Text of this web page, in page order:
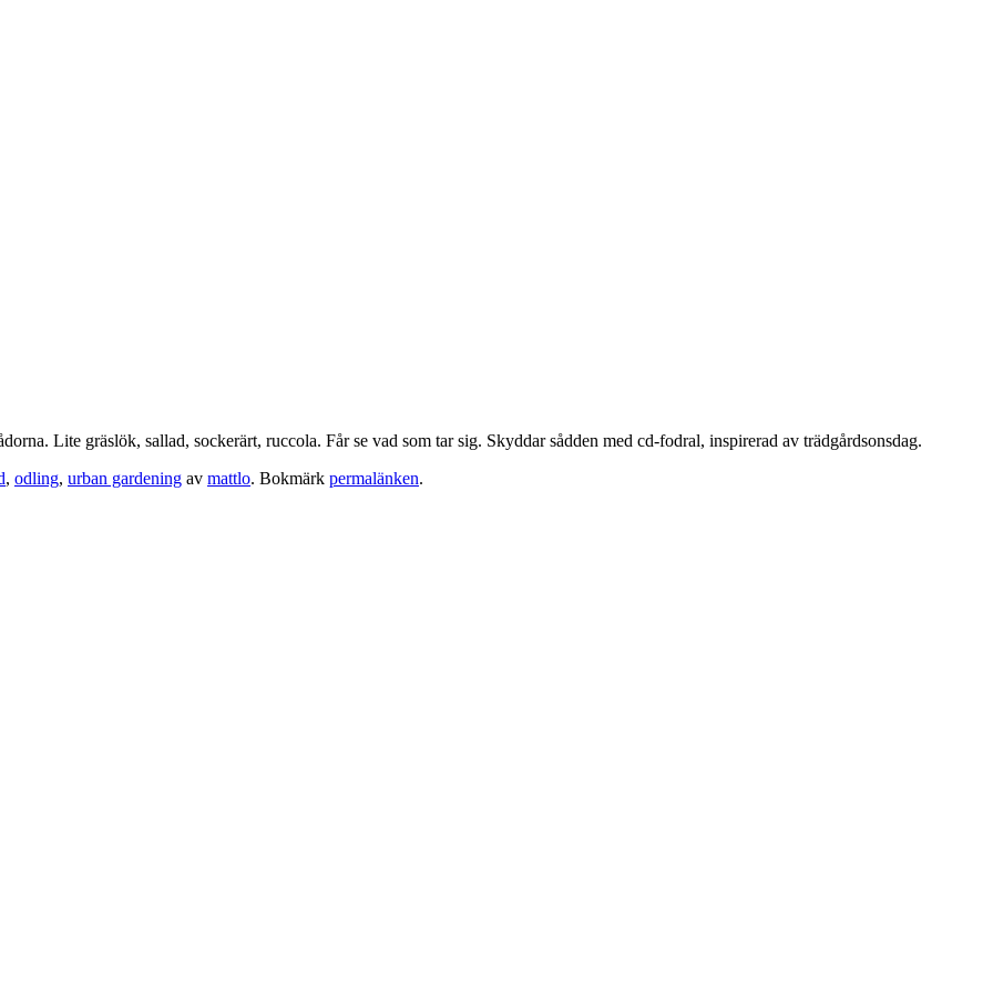
Lite gräslök, sallad, sockerärt, ruccola. Får se vad som tar sig. Skyddar sådden med cd-fodral, inspirerad av trädgårdsonsdag.
, odling, urban gardening av mattlo. Bokmärk permalänken.